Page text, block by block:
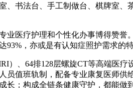
书法台、手工制做台、棋牌室、
医疗护理和个性化办事博得赞誉
，亦或是有认知症照护需求的
、64排128层螺旋CT等高端医疗
值班轨制，配备专业康复医师供
；构成全链条健康守护，都能做